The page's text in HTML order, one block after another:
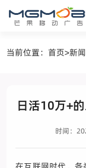
当前位置：首页>新
日活10万+
时间：